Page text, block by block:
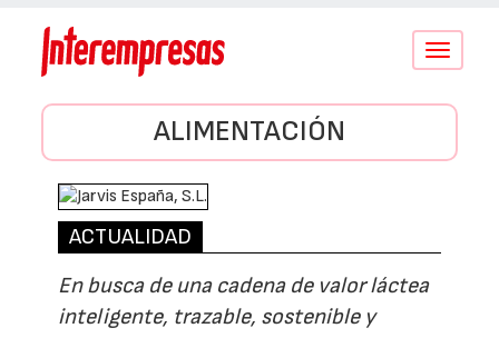
Conmutar
ALIMENTACIÓN
ACTUALIDAD
En busca de una cadena de valor láctea
inteligente, trazable, sostenible y